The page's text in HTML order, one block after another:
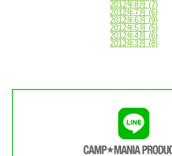
2012年8月 (7)
2012年7月 (6)
2012年6月 (9)
2012年5月 (5)
2012年4月 (6)
2012年3月 (8)